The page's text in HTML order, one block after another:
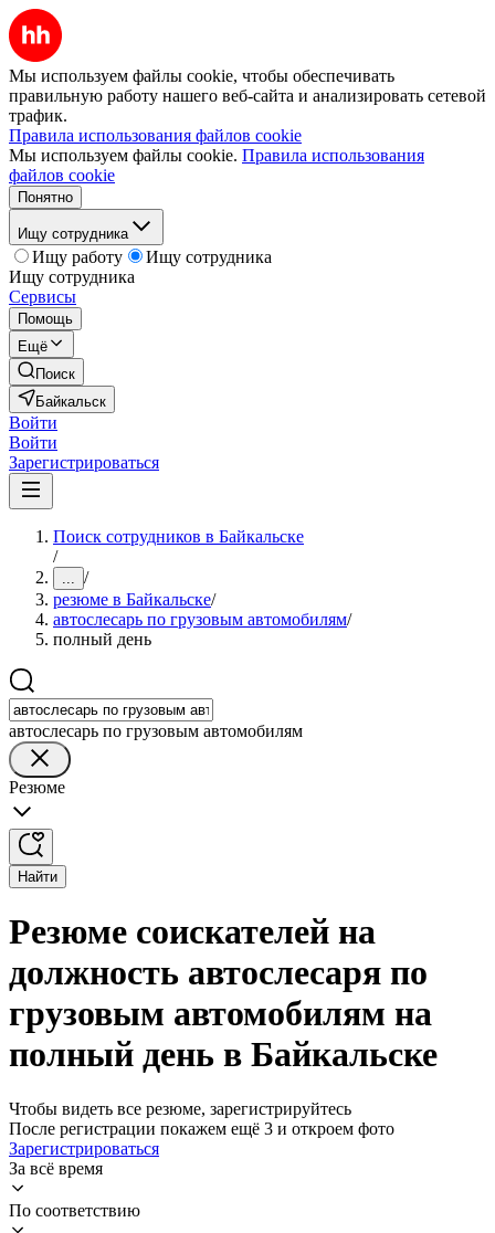
Мы используем файлы cookie, чтобы обеспечивать
правильную работу нашего веб-сайта и анализировать сетевой
трафик.
Правила использования файлов cookie
Мы используем файлы cookie. Правила использования
файлов cookie
Понятно
Ищу сотрудника
Ищу работу
Ищу сотрудника
Ищу сотрудника
Сервисы
Помощь
Ещё
Поиск
Байкальск
Войти
Войти
Зарегистрироваться
Поиск сотрудников в Байкальске
/
... /
резюме в Байкальске/
автослесарь по грузовым автомобилям/
полный день
автослесарь по грузовым автомобилям
Резюме
Найти
Резюме соискателей на
должность автослесаря по
грузовым автомобилям на
полный день в Байкальске
Чтобы видеть все резюме, зарегистрируйтесь
После регистрации покажем ещё 3 и откроем фото
Зарегистрироваться
За всё время
По соответствию